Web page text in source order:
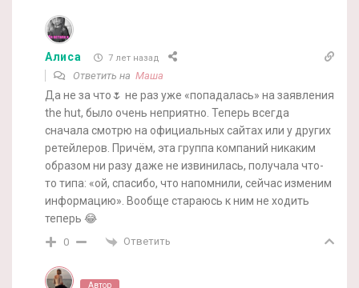
Алиса 7 лет назад
Ответить на Маша
Да не за что🌷 не раз уже «попадалась» на заявления
the hut, было очень неприятно. Теперь всегда
сначала смотрю на официальных сайтах или у других
ретейлеров. Причём, эта группа компаний никаким
образом ни разу даже не извинилась, получала что-
то типа: «ой, спасибо, что напомнили, сейчас изменим
информацию». Вообще стараюсь к ним не ходить
теперь 😂
0 Ответить
Автор